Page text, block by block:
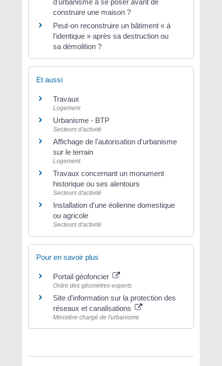
d'urbanisme à se poser avant de
construire une maison ?
Peut-on reconstruire un bâtiment « à
l'identique » après sa destruction ou
sa démolition ?
Et aussi
Travaux
Logement
Urbanisme - BTP
Secteurs d'activité
Affichage de l'autorisation d'urbanisme
sur le terrain
Logement
Travaux concernant un monument
historique ou ses alentours
Secteurs d'activité
Installation d'une éolienne domestique
ou agricole
Secteurs d'activité
Pour en savoir plus
Portail géofoncier
Ordre des géomètres-experts
Site d'information sur la protection des
réseaux et canalisations
Ministère chargé de l'urbanisme